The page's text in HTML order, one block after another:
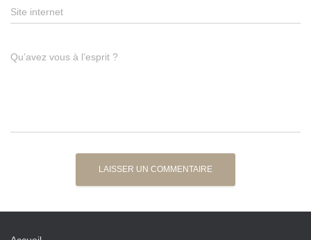
Site internet
Qu’avez vous à l’esprit ?